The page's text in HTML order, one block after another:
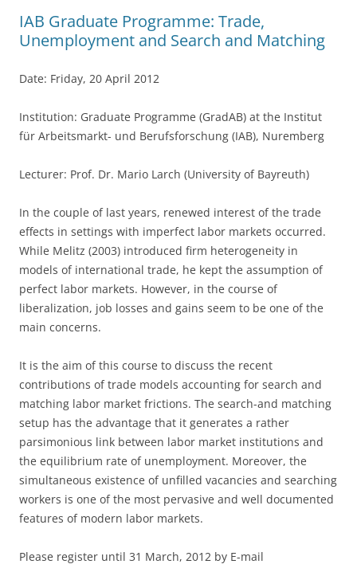
k
IAB Graduate Programme: Trade,
Unemployment and Search and Matching
Date: Friday, 20 April 2012
Institution: Graduate Programme (GradAB) at the Institut
für Arbeitsmarkt- und Berufsforschung (IAB), Nuremberg
Lecturer: Prof. Dr. Mario Larch (University of Bayreuth)
In the couple of last years, renewed interest of the trade
effects in settings with imperfect labor markets occurred.
While Melitz (2003) introduced firm heterogeneity in
models of international trade, he kept the assumption of
perfect labor markets. However, in the course of
liberalization, job losses and gains seem to be one of the
main concerns.
It is the aim of this course to discuss the recent
contributions of trade models accounting for search and
matching labor market frictions. The search-and matching
setup has the advantage that it generates a rather
parsimonious link between labor market institutions and
the equilibrium rate of unemployment. Moreover, the
simultaneous existence of unfilled vacancies and searching
workers is one of the most pervasive and well documented
features of modern labor markets.
Please register until 31 March, 2012 by E-mail